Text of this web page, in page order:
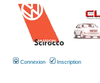
Connexion Inscription